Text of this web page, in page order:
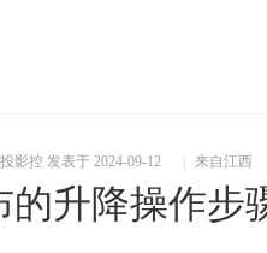
影控 发表于 2024-09-12 来自江西
的升降操作步